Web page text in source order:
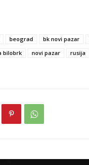
beograd bk novi pazar
bilobrk novi pazar rusija